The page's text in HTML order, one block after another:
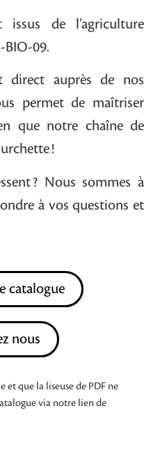
de l’agriculture
BIO-09.
direct auprès de nos
permet de maîtriser
que notre chaîne de
!
? Nous sommes à
à vos questions et
catalogue
nous
et que la liseuse de PDF ne
via notre lien de